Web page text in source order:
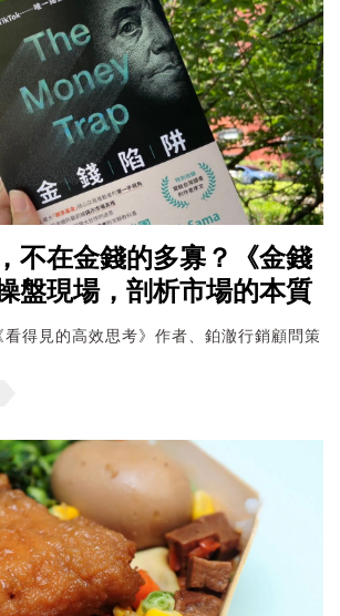
不在金錢的多寡？《金錢
盤現場，剖析市場的本質
看得見的高效思考》作者、鉑澈行銷顧問策